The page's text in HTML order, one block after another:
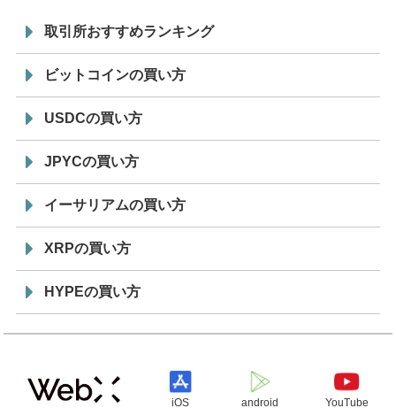
取引所おすすめランキング
ビットコインの買い方
USDCの買い方
JPYCの買い方
イーサリアムの買い方
XRPの買い方
HYPEの買い方
iOS android YouTube